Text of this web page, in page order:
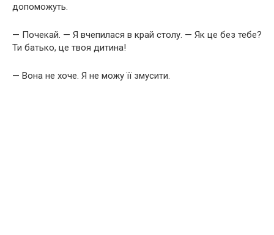
допоможуть.
— Почекай. — Я вчепилася в край столу. — Як це без тебе?
Ти батько, це твоя дитина!
— Вона не хоче. Я не можу її змусити.